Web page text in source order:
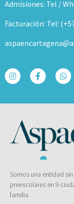
Admisiones: Tel /
Facturación: Tel:
Somos una entidad
preescolares en 9
familia.